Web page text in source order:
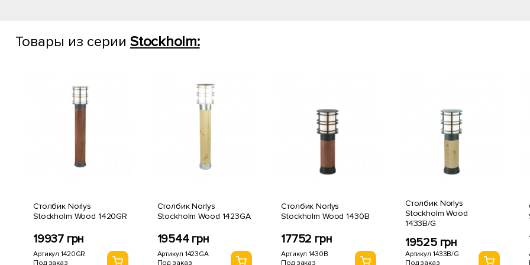
Товары из серии Stockholm:
Столбик Norlys
Stockholm Wood 1420GR
19937 грн
Артикул 1420GR
Под заказ
Столбик Norlys
Stockholm Wood 1423GA
19544 грн
Артикул 1423GA
Под заказ
Столбик Norlys
Stockholm Wood 1430B
17752 грн
Артикул 1430B
Под заказ
Столбик Norlys
Stockholm Wood
1433B/G
19525 грн
Артикул 1433B/G
Под заказ